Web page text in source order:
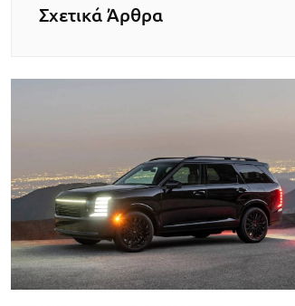
Σχετικά Άρθρα